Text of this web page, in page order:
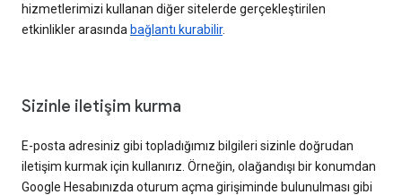
hizmetlerimizi kullanan diğer sitelerde gerçekleştirilen
etkinlikler arasında bağlantı kurabilir.
Sizinle iletişim kurma
E-posta adresiniz gibi topladığımız bilgileri sizinle doğrudan
iletişim kurmak için kullanırız. Örneğin, olağandışı bir konumdan
Google Hesabınızda oturum açma girişiminde bulunulması gibi